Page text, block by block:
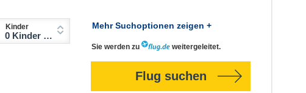
Kinder
0 Kinder (2-11 Jahre)
Mehr Suchoptionen zeigen +
Sie werden zu weitergeleitet.
Flug suchen